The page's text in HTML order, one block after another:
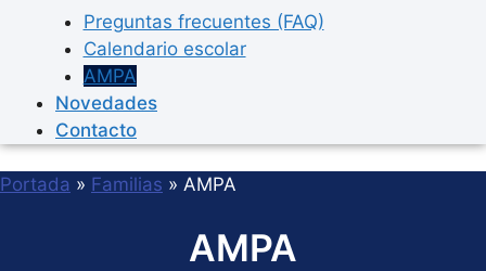
Preguntas frecuentes (FAQ)
Calendario escolar
AMPA
Novedades
Contacto
Portada » Familias » AMPA
AMPA